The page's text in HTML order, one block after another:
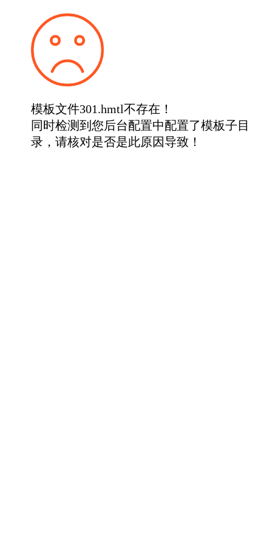
模板文件301.hmtl不存在！
同时检测到您后台配置中配置了模板子目
录，请核对是否是此原因导致！